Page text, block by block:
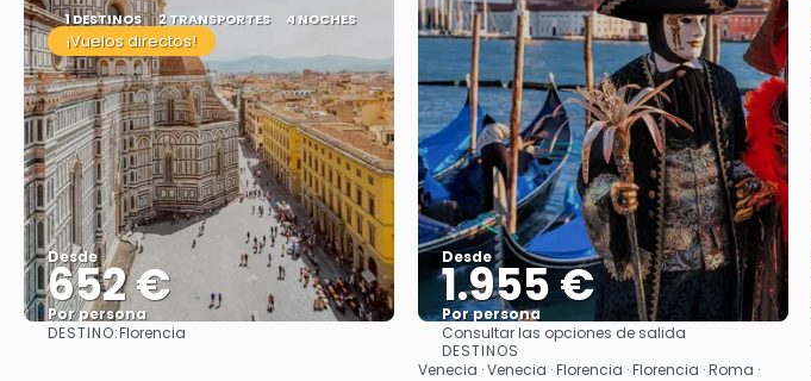
1 DESTINOS 2 TRANSPORTES 4 NOCHES
¡Vuelos directos!
Desde
652 €
Por persona
DESTINO:Florencia
Desde
1.955 €
Por persona
Ver
Consultar las opciones de salida
DESTINOS
Venecia · Venecia · Florencia · Florencia · Roma ·